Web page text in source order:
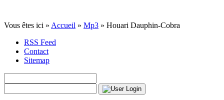
Vous êtes ici » Accueil » Mp3 » Houari Dauphin-Cobra
RSS Feed
Contact
Sitemap